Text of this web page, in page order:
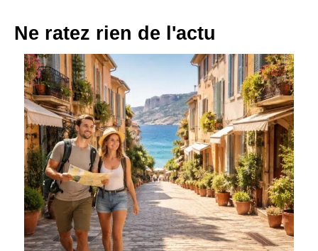
Ne ratez rien de l'actu